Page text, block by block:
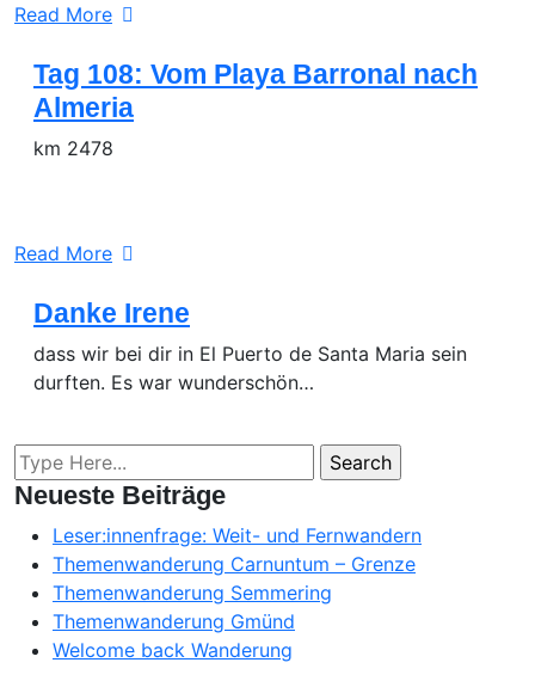
Read More
Tag 108: Vom Playa Barronal nach
Almeria
km 2478
Read More
Danke Irene
dass wir bei dir in El Puerto de Santa Maria sein
durften. Es war wunderschön…
Neueste Beiträge
Leser:innenfrage: Weit- und Fernwandern
Themenwanderung Carnuntum – Grenze
Themenwanderung Semmering
Themenwanderung Gmünd
Welcome back Wanderung